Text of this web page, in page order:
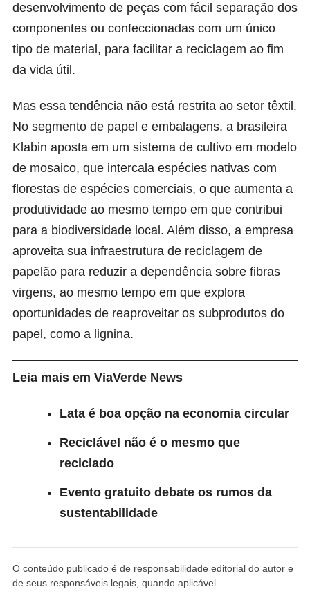
desenvolvimento de peças com fácil separação dos
componentes ou confeccionadas com um único
tipo de material, para facilitar a reciclagem ao fim
da vida útil.
Mas essa tendência não está restrita ao setor têxtil.
No segmento de papel e embalagens, a brasileira
Klabin aposta em um sistema de cultivo em modelo
de mosaico, que intercala espécies nativas com
florestas de espécies comerciais, o que aumenta a
produtividade ao mesmo tempo em que contribui
para a biodiversidade local. Além disso, a empresa
aproveita sua infraestrutura de reciclagem de
papelão para reduzir a dependência sobre fibras
virgens, ao mesmo tempo em que explora
oportunidades de reaproveitar os subprodutos do
papel, como a lignina.
Leia mais em ViaVerde News
Lata é boa opção na economia circular
Reciclável não é o mesmo que
reciclado
Evento gratuito debate os rumos da
sustentabilidade
O conteúdo publicado é de responsabilidade editorial do autor e
de seus responsáveis legais, quando aplicável.